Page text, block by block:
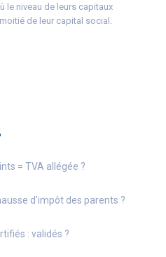
le niveau de leurs capitaux
de leur capital social.
= TVA allégée ?
d’impôt des parents ?
: validés ?